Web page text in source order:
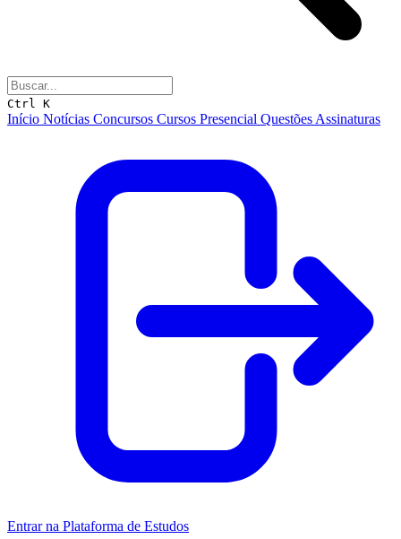
Ctrl K
Início Notícias Concursos Cursos Presencial Questões Assinaturas
Entrar na Plataforma de Estudos